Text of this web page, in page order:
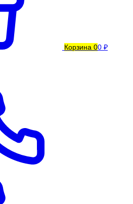
Корзина 00 ₽